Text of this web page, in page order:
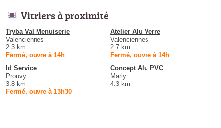
Vitriers à proximité
Tryba Val Menuiserie
Valenciennes
2.3 km
Fermé, ouvre à 14h
Atelier Alu Verre
Valenciennes
2.7 km
Fermé, ouvre à 14h
Id Service
Prouvy
3.8 km
Fermé, ouvre à 13h30
Concept Alu PVC
Marly
4.3 km